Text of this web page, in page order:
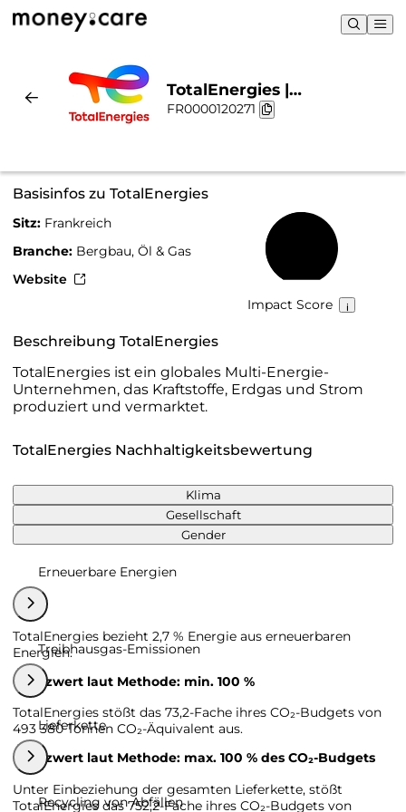
TotalEnergies |
Nachhaltigkeit & Chart
FR0000120271
Basisinfos zu TotalEnergies
Sitz: Frankreich
Branche: Bergbau, Öl & Gas
Website
Impact Score
Beschreibung TotalEnergies
TotalEnergies ist ein globales Multi-Energie-
Unternehmen, das Kraftstoffe, Erdgas und Strom
produziert und vermarktet.
TotalEnergies Nachhaltigkeitsbewertung
Klima
Gesellschaft
Gender
Erneuerbare Energien
TotalEnergies bezieht 2,7 % Energie aus erneuerbaren
Energien.
Grenzwert laut Methode: min. 100 %
Treibhausgas-Emissionen
TotalEnergies stößt das 73,2-Fache ihres CO₂-Budgets von
493 380 Tonnen CO₂-Äquivalent aus.
Grenzwert laut Methode: max. 100 % des CO₂-Budgets
Lieferkette
Unter Einbeziehung der gesamten Lieferkette, stößt
TotalEnergies das 752,2-Fache ihres CO₂-Budgets von
Recycling von Abfällen